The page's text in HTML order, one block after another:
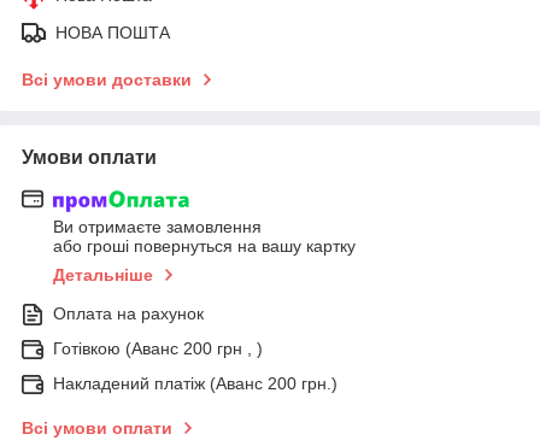
НОВА ПОШТА
Всі умови доставки
Умови оплати
Ви отримаєте замовлення
або гроші повернуться на вашу картку
Детальніше
Оплата на рахунок
Готівкою (Аванс 200 грн , )
Накладений платіж (Аванс 200 грн.)
Всі умови оплати